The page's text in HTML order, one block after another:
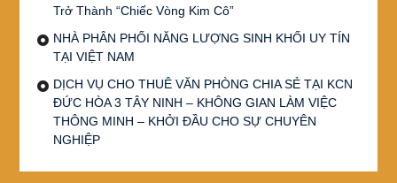
Trở Thành “Chiếc Vòng Kim Cô”
NHÀ PHÂN PHỐI NĂNG LƯỢNG SINH KHỐI UY TÍN
TẠI VIỆT NAM
DỊCH VỤ CHO THUÊ VĂN PHÒNG CHIA SẺ TẠI KCN
ĐỨC HÒA 3 TÂY NINH – KHÔNG GIAN LÀM VIỆC
THÔNG MINH – KHỞI ĐẦU CHO SỰ CHUYÊN
NGHIỆP